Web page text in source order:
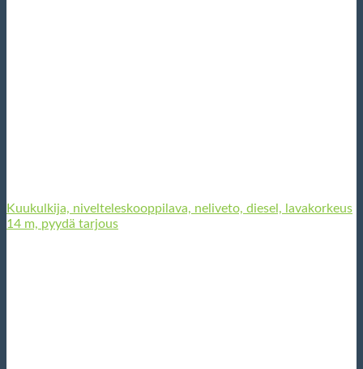
Kuukulkija, nivelteleskooppilava, neliveto, diesel, lavakorkeus
14 m, pyydä tarjous